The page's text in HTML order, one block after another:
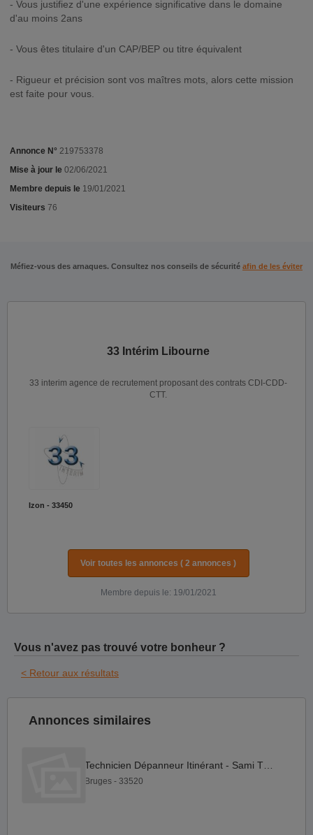
- Vous justifiez d'une expérience significative dans le domaine
d'au moins 2ans
- Vous êtes titulaire d'un CAP/BEP ou titre équivalent
- Rigueur et précision sont vos maîtres mots, alors cette mission
est faite pour vous.
Annonce N° 219753378
Mise à jour le 02/06/2021
Membre depuis le 19/01/2021
Visiteurs 76
Méfiez-vous des arnaques. Consultez nos conseils de sécurité afin de les éviter
33 Intérim Libourne
33 interim agence de recrutement proposant des contrats CDI-CDD-
CTT.
Izon - 33450
Voir toutes les annonces ( 2 annonces )
Membre depuis le: 19/01/2021
Vous n'avez pas trouvé votre bonheur ?
< Retour aux résultats
Annonces similaires
Bruges - 33520